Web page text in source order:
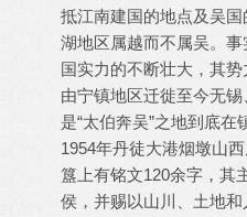
抵江南建国的地点及吴
湖地区属越而不属吴。
国实力的不断壮大，其
由宁镇地区迁徙至今无
是“太伯奔吴”之地到底
1954年丹徒大港烟墩山
簋上有铭文120余字，其
侯，并赐以山川、土地